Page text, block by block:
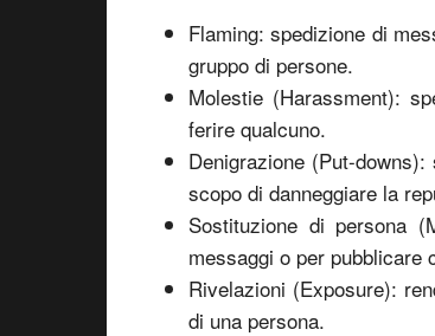
Flaming: spedizione di
gruppo di persone.
Molestie (Harassment):
ferire qualcuno.
Denigrazione (Put-
scopo di danneggiare la
Sostituzione di persona
messaggi o per pubblicare
Rivelazioni (Exposure):
di una persona.